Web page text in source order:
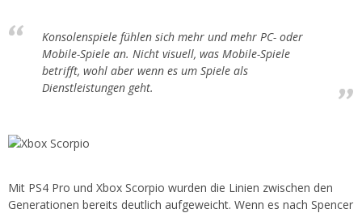
Konsolenspiele fühlen sich mehr und mehr PC- oder
Mobile-Spiele an. Nicht visuell, was Mobile-Spiele
betrifft, wohl aber wenn es um Spiele als
Dienstleistungen geht.
Mit PS4 Pro und Xbox Scorpio wurden die Linien zwischen den
Generationen bereits deutlich aufgeweicht. Wenn es nach Spencer